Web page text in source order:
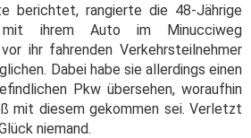
berichtet, rangierte die 48-Jährige
ihrem Auto im Minucciweg
ihr fahrenden Verkehrsteilnehmer
Dabei habe sie allerdings einen
Pkw übersehen, woraufhin
mit diesem gekommen sei. Verletzt
niemand.